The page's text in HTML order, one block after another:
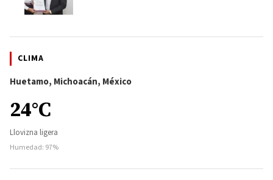
CLIMA
Huetamo, Michoacán, México
24°C
Llovizna ligera
Humedad: 97%